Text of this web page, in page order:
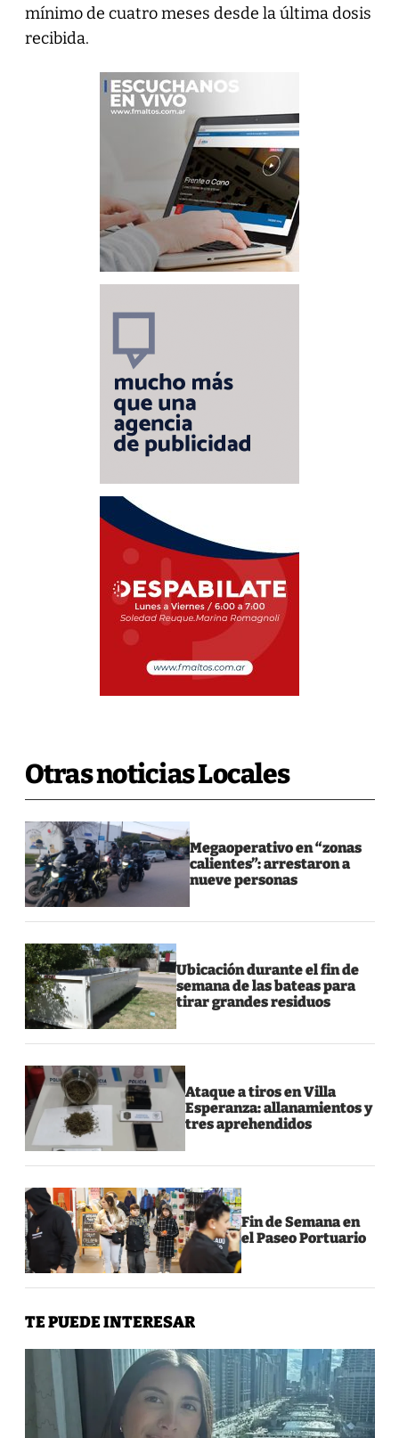
mínimo de cuatro meses desde la última dosis
recibida.
Otras noticias Locales
Megaoperativo en “zonas
calientes”: arrestaron a
nueve personas
Ubicación durante el fin de
semana de las bateas para
tirar grandes residuos
Ataque a tiros en Villa
Esperanza: allanamientos y
tres aprehendidos
Fin de Semana en
el Paseo Portuario
TE PUEDE INTERESAR